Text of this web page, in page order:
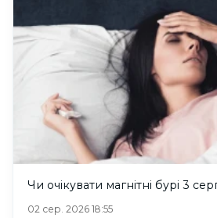
Чи очікувати магнітні бурі 3
02 сер. 2026 18:55